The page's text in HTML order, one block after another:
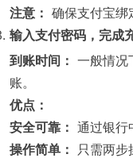
注意： 确保支付宝绑
输入支付密码，完成
到账时间： 一般情况
账。
优点：
安全可靠： 通过银行
操作简单：
只需两步